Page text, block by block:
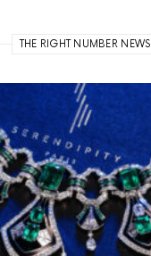
THE RIGHT NUMBER NEWS